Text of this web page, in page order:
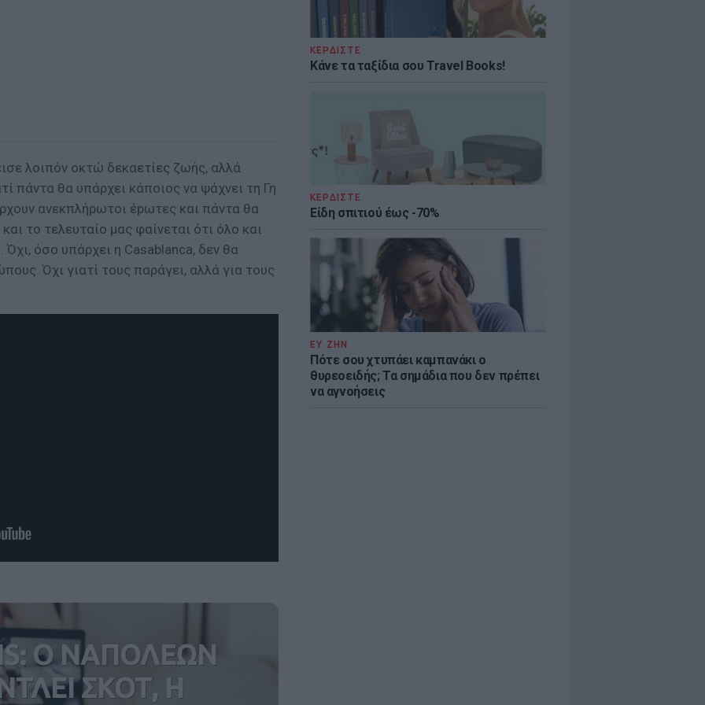
ΚΕΡΔΙΣΤΕ
Κάνε τα ταξίδια σου Travel Books!
ΚΕΡΔΙΣΤΕ
Είδη σπιτιού έως -70%
ΕΥ ΖΗΝ
Πότε σου χτυπάει καμπανάκι ο
θυρεοειδής; Τα σημάδια που δεν πρέπει
να αγνοήσεις
λοιπόν οκτώ δεκαετίες ζωής, αλλά
πάντα θα υπάρχει κάποιος να ψάχνει τη Γη
ανεκπλήρωτοι έpωτες και πάντα θα
το τελευταίο μας φαίνεται ότι όλο και
Όχι, όσο υπάρχει η Casablanca, δεν θα
Όχι γιατί τους παράγει, αλλά για τους
Ο ΝΑΠΟΛΕΩΝ
ΣΚΟΤ, Η